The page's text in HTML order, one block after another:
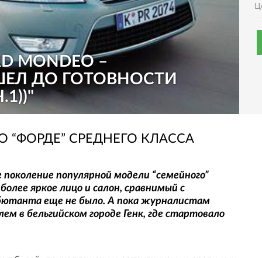
MONDEO –
ДО ГОТОВНОСТИ
СРЕДНЕГО КЛАССА
популярной модели “семейного”
яркое лицо и салон, сравнимый с
еще не было. А пока журналистам
в бельгийском городе Генк, где стартовало